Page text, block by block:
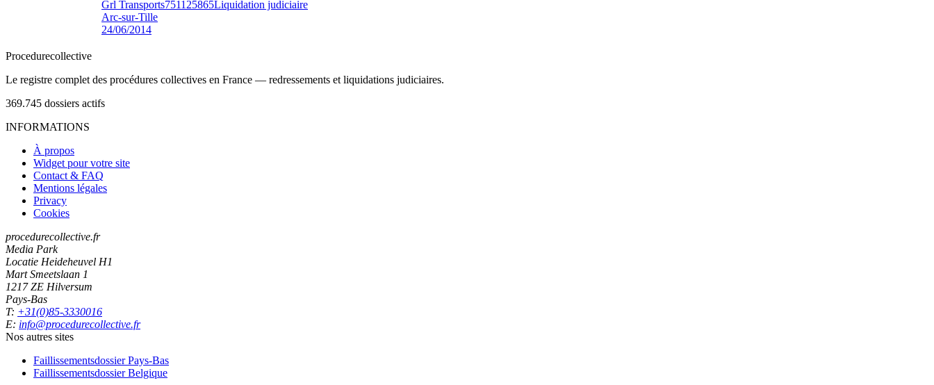
Grl Transports751125865Liquidation judiciaire
Arc-sur-Tille
24/06/2014
Procedurecollective
Le registre complet des procédures collectives en France — redressements et liquidations judiciaires.
369.745 dossiers actifs
INFORMATIONS
À propos
Widget pour votre site
Contact & FAQ
Mentions légales
Privacy
Cookies
procedurecollective.fr
Media Park
Locatie Heideheuvel H1
Mart Smeetslaan 1
1217 ZE Hilversum
Pays-Bas
T: +31(0)85-3330016
E: info@procedurecollective.fr
Nos autres sites
Faillissementsdossier Pays-Bas
Faillissementsdossier Belgique